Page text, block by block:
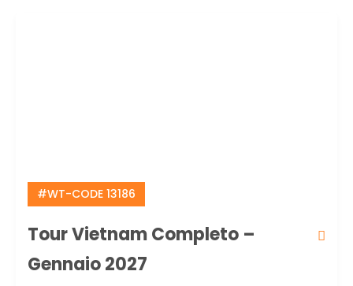
#WT-CODE 13186
Tour Vietnam Completo –
Gennaio 2027